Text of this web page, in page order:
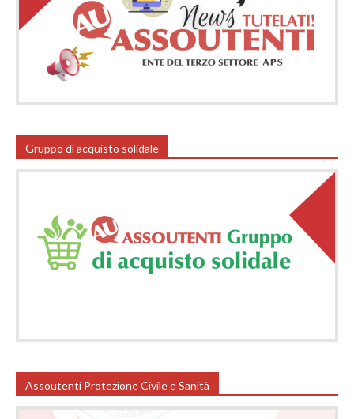
Gruppo di acquisto solidale
Assoutenti Protezione Civile e Sanità